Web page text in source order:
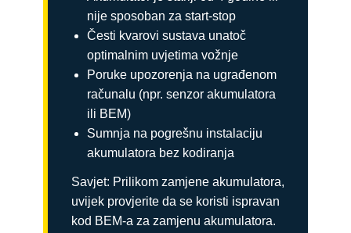
nije sposoban za start-stop
Česti kvarovi sustava unatoč
optimalnim uvjetima vožnje
Poruke upozorenja na ugrađenom
računalu (npr. senzor akumulatora
ili BEM)
Sumnja na pogrešnu instalaciju
akumulatora bez kodiranja
Savjet: Prilikom zamjene akumulatora,
uvijek provjerite da se koristi ispravan
kod BEM-a za zamjenu akumulatora.